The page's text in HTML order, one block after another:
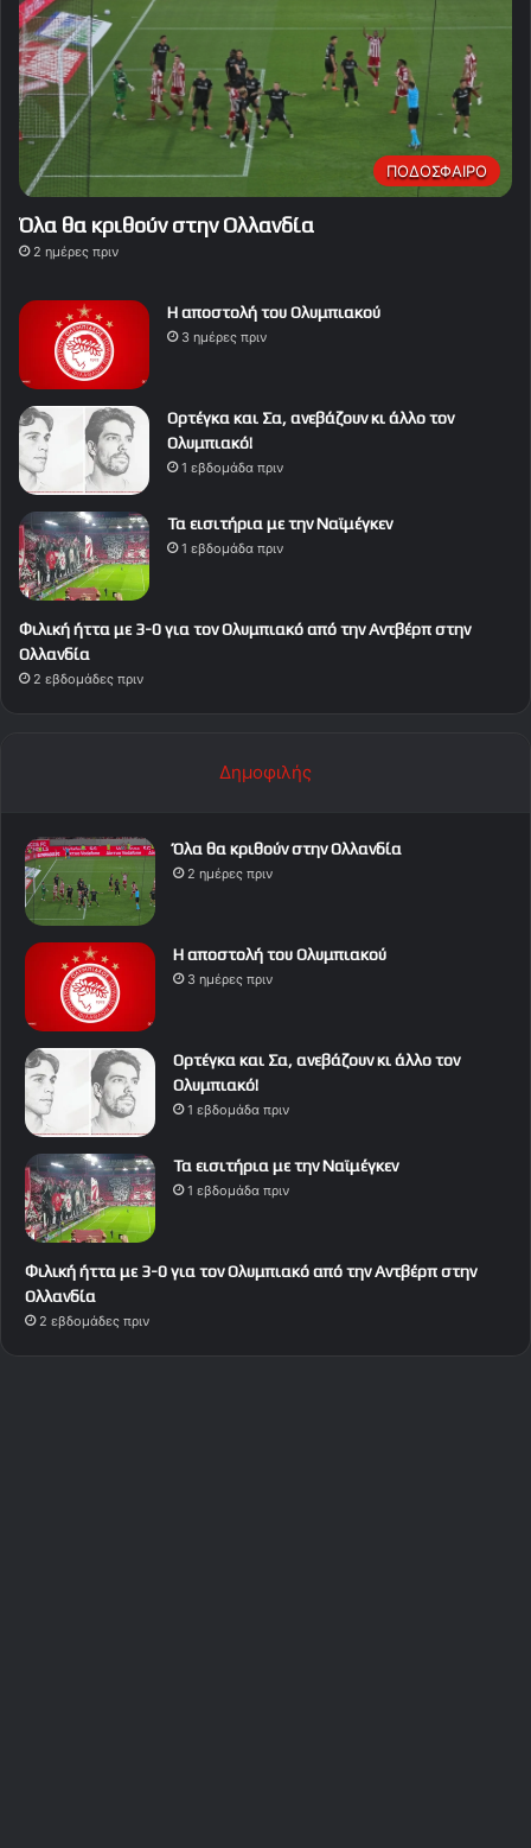
ΠΟΔΟΣΦΑΙΡΟ
Όλα θα κριθούν στην Ολλανδία
2 ημέρες πριν
Η αποστολή του Ολυμπιακού
3 ημέρες πριν
Ορτέγκα και Σα, ανεβάζουν κι άλλο τον
Ολυμπιακό!
1 εβδομάδα πριν
Τα εισιτήρια με την Ναϊμέγκεν
1 εβδομάδα πριν
Φιλική ήττα με 3-0 για τον Ολυμπιακό από την Αντβέρπ στην
Ολλανδία
2 εβδομάδες πριν
Δημοφιλής
Όλα θα κριθούν στην Ολλανδία
2 ημέρες πριν
Η αποστολή του Ολυμπιακού
3 ημέρες πριν
Ορτέγκα και Σα, ανεβάζουν κι άλλο τον
Ολυμπιακό!
1 εβδομάδα πριν
Τα εισιτήρια με την Ναϊμέγκεν
1 εβδομάδα πριν
Φιλική ήττα με 3-0 για τον Ολυμπιακό από την Αντβέρπ στην
Ολλανδία
2 εβδομάδες πριν